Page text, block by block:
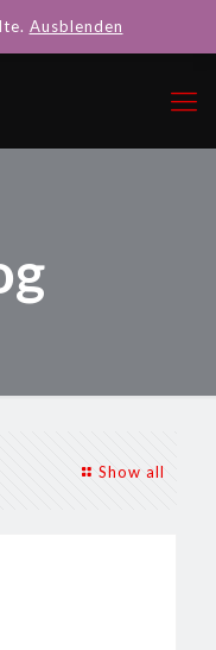
Show all
Ausblenden